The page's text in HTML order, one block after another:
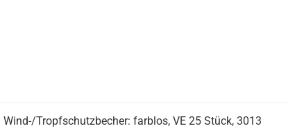
Wind-/Tropfschutzbecher: farblos, VE 25 Stück, 3013